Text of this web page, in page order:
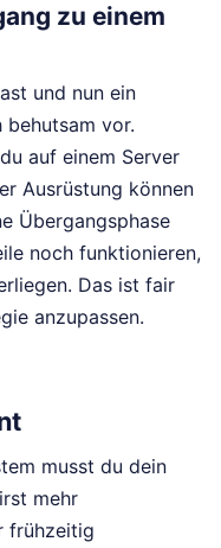
zu einem
und nun ein
behutsam vor.
auf einem Server
Ausrüstung können
Übergangsphase
noch funktionieren,
Das ist fair
anzupassen.
musst du dein
mehr
frühzeitig